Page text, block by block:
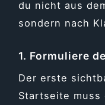
du nicht aus
sondern nach
1. Formuliere
Der erste
Startseite muss